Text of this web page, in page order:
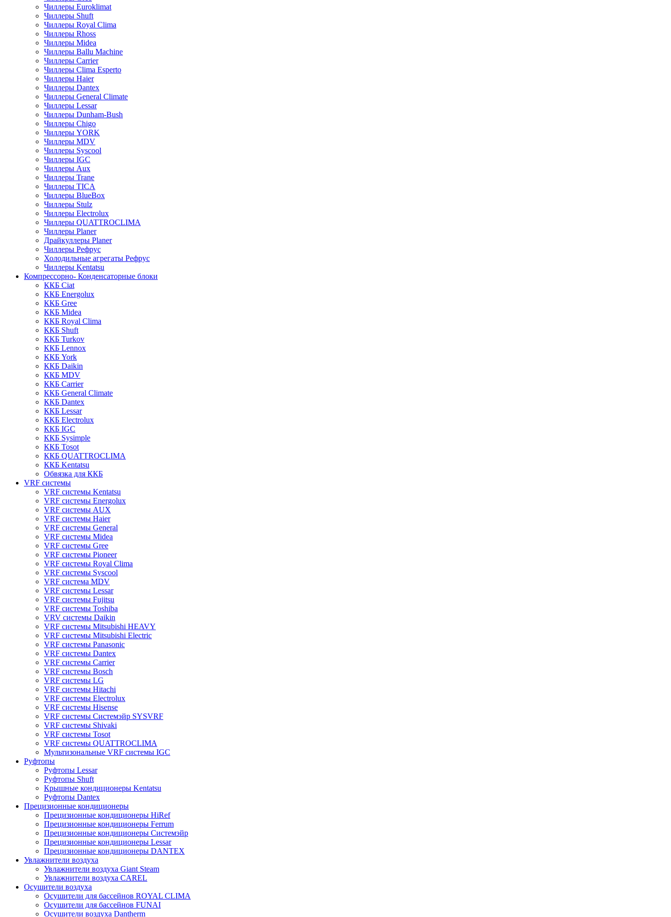
Чиллеры Euroklimat
Чиллеры Shuft
Чиллеры Royal Clima
Чиллеры Rhoss
Чиллеры Midea
Чиллеры Ballu Machine
Чиллеры Carrier
Чиллеры Clima Esperto
Чиллеры Haier
Чиллеры Dantex
Чиллеры General Climate
Чиллеры Lessar
Чиллеры Dunham-Bush
Чиллеры Chigo
Чиллеры YORK
Чиллеры MDV
Чиллеры Syscool
Чиллеры IGC
Чиллеры Aux
Чиллеры Trane
Чиллеры TICA
Чиллеры BlueBox
Чиллеры Stulz
Чиллеры Electrolux
Чиллеры QUATTROCLIMA
Чиллеры Planer
Драйкуллеры Planer
Чиллеры Рефрус
Холодильные агрегаты Рефрус
Чиллеры Kentatsu
Компрессорно- Конденсаторные блоки
ККБ Ciat
ККБ Energolux
ККБ Gree
ККБ Midea
ККБ Royal Clima
ККБ Shuft
ККБ Turkov
ККБ Lennox
ККБ York
ККБ Daikin
ККБ MDV
ККБ Carrier
ККБ General Climate
ККБ Dantex
ККБ Lessar
ККБ Electrolux
ККБ IGC
ККБ Sysimple
ККБ Tosot
ККБ QUATTROCLIMA
ККБ Kentatsu
Обвязка для ККБ
VRF системы
VRF системы Kentatsu
VRF системы Energolux
VRF системы AUX
VRF системы Haier
VRF системы General
VRF системы Midea
VRF системы Gree
VRF системы Pioneer
VRF системы Royal Clima
VRF системы Syscool
VRF система MDV
VRF системы Lessar
VRF системы Fujitsu
VRF системы Toshiba
VRV системы Daikin
VRF системы Mitsubishi HEAVY
VRF системы Mitsubishi Electric
VRF системы Panasonic
VRF системы Dantex
VRF системы Carrier
VRF системы Bosch
VRF системы LG
VRF системы Hitachi
VRF системы Electrolux
VRF системы Hisense
VRF системы Системэйр SYSVRF
VRF системы Shivaki
VRF системы Tosot
VRF системы QUATTROCLIMA
Мультизональные VRF системы IGC
Руфтопы
Руфтопы Lessar
Руфтопы Shuft
Крышные кондиционеры Kentatsu
Руфтопы Dantex
Прецизионные кондиционеры
Прецизионные кондиционеры HiRef
Прецизионные кондиционеры Ferrum
Прецизионные кондиционеры Системэйр
Прецизионные кондиционеры Lessar
Прецизионные кондиционеры DANTEX
Увлажнители воздуха
Увлажнители воздуха Giant Steam
Увлажнители воздуха CAREL
Осушители воздуха
Осушители для бассейнов ROYAL CLIMA
Осушители для бассейнов FUNAI
Осушители воздуха Dantherm